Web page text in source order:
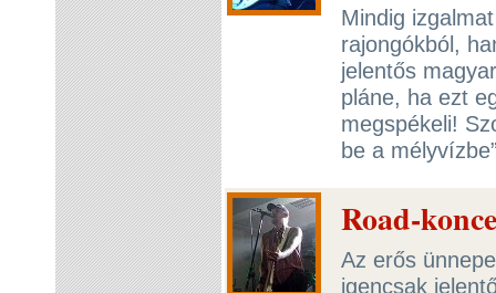
Mindig
rajongókból,
jelentős
pláne, ha ezt
megspékeli!
be a
Road-
Az erős
igencsak